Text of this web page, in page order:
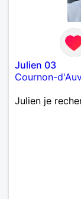
Julien 03
Cournon-
Julien je